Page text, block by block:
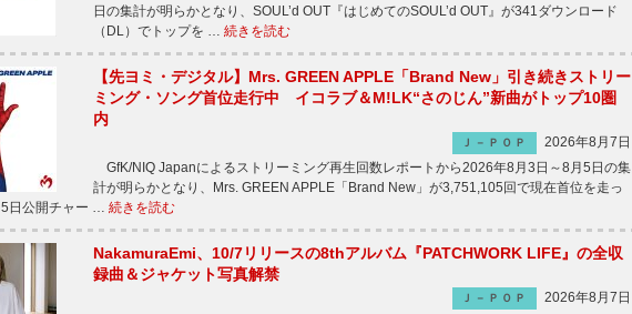
日の集計が明らかとなり、SOUL’d OUT『はじめてのSOUL’d OUT』が341ダウンロード
（DL）でトップを … 続きを読む
【先ヨミ・デジタル】Mrs. GREEN APPLE「Brand New」引き続きストリー
ミング・ソング首位走行中 イコラブ＆M!LK“さのじん”新曲がトップ10圏
内
Ｊ－ＰＯＰ
2026年8月7日
GfK/NIQ Japanによるストリーミング再生回数レポートから2026年8月3日～8月5日の集
計が明らかとなり、Mrs. GREEN APPLE「Brand New」が3,751,105回で現在首位を走っ
公開チャー … 続きを読む
NakamuraEmi、10/7リリースの8thアルバム『PATCHWORK LIFE』の全収
録曲＆ジャケット写真解禁
Ｊ－ＰＯＰ
2026年8月7日